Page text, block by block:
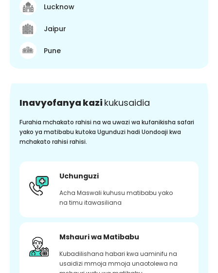
Lucknow
Jaipur
Pune
Inavyofanya kazi kukusaidia
Furahia mchakato rahisi na wa uwazi wa kufanikisha safari
yako ya matibabu kutoka Ugunduzi hadi Uondoaji kwa
mchakato rahisi rahisi.
Uchunguzi
Acha Maswali kuhusu matibabu yako
na timu itawasiliana
Mshauri wa Matibabu
Kubadilishana habari kwa uaminifu na
usaidizi mmoja mmoja unaotolewa na